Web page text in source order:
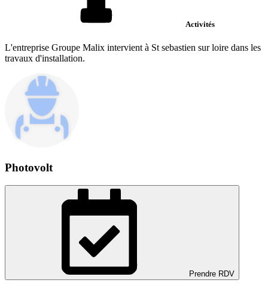
Activités
L'entreprise Groupe Malix intervient à St sebastien sur loire dans les
travaux d'installation.
Photovolt
Prendre RDV